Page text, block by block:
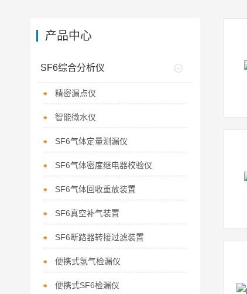
产品中心
SF6综合分析仪
精密漏点仪
智能微水仪
SF6气体定量测漏仪
SF6气体密度继电器校验仪
SF6气体回收重放装置
SF6真空补气装置
SF6断路器转接过滤装置
便携式氢气检漏仪
便携式SF6检漏仪